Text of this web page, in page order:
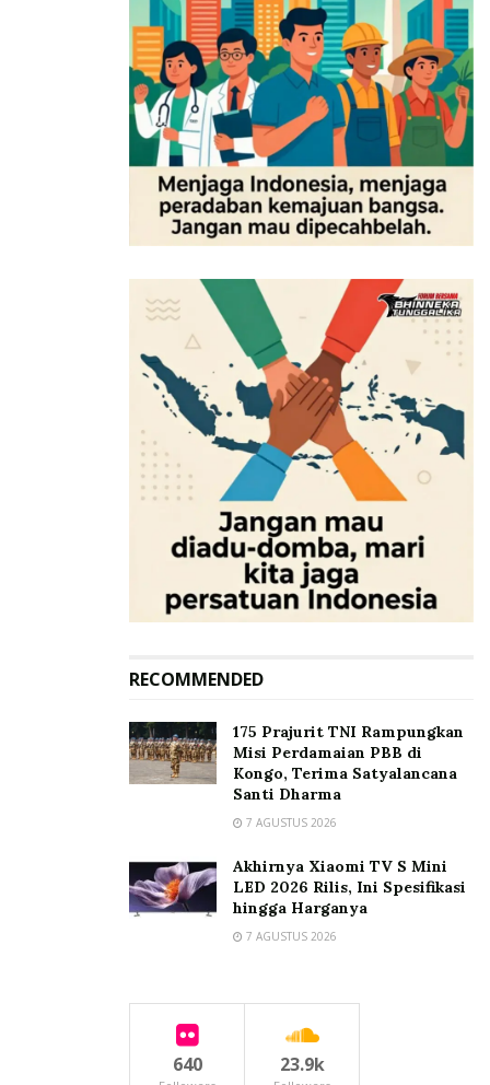
RECOMMENDED
175 Prajurit TNI Rampungkan
Misi Perdamaian PBB di
Kongo, Terima Satyalancana
Santi Dharma
7 AGUSTUS 2026
Akhirnya Xiaomi TV S Mini
LED 2026 Rilis, Ini Spesifikasi
hingga Harganya
7 AGUSTUS 2026
640 23.9k